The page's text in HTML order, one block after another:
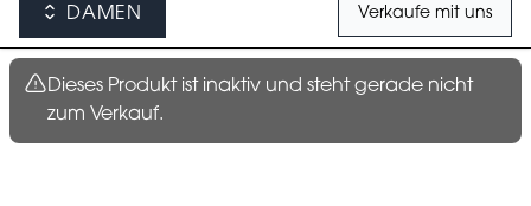
DAMEN Verkaufe mit uns
Dieses Produkt ist inaktiv und steht gerade nicht
zum Verkauf.